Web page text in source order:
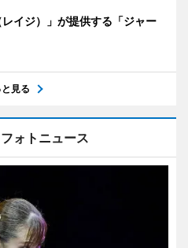
レイジ）」が提供する「ジャー
と見る
ォトニュース